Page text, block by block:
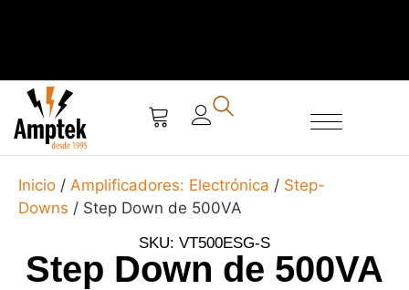
Inicio / Amplificadores: Electrónica / Step-
Downs / Step Down de 500VA
SKU: VT500ESG-S
Step Down de 500VA